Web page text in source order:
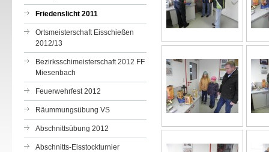
Friedenslicht 2011
Ortsmeisterschaft Eisschießen
2012/13
Bezirksschimeisterschaft 2012 FF
Miesenbach
Feuerwehrfest 2012
Räummungsübung VS
Abschnittsübung 2012
Abschnitts-Eisstockturnier